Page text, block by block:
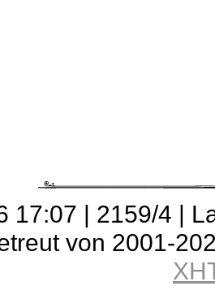
17:07 | 2159/4 |
von 2001-